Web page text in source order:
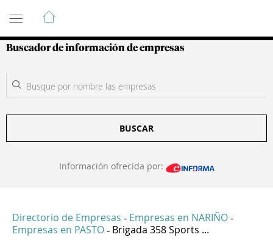
Guía de Empresas Colombianas
Buscador de información de empresas
BUSCAR
Información ofrecida por:
Directorio de Empresas - Empresas en NARIÑO -
Empresas en PASTO - Brigada 358 Sports ...